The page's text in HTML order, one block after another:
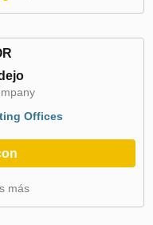
Offices
más